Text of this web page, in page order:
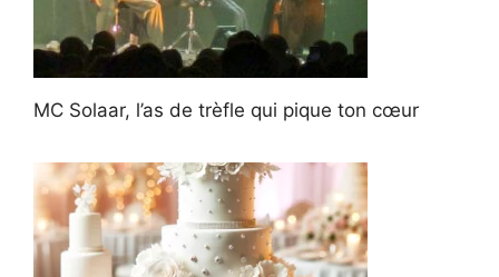
MC Solaar, l’as de trèfle qui pique ton cœur